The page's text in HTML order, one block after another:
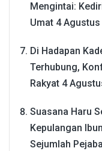
Mengintai:
Umat 4
Di Hadapan
Terhubung,
Rakyat 4
Suasana Haru
Kepulangan
Sejumlah